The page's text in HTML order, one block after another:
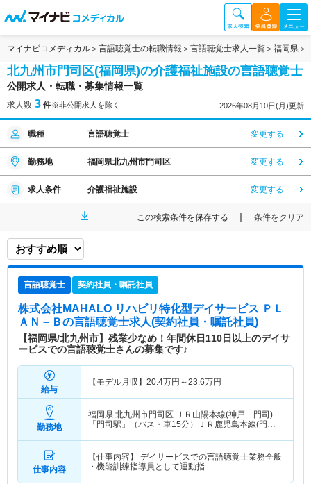
マイナビコメディカル 言語聴覚士の転職情報 言語聴覚士求人一覧 福岡県
北九州市門司区(福岡県)の介護福祉施設の言語聴覚士
公開求人・転職・募集情報一覧
求人数 3 件※非公開求人を除く 2026年08月10日(月)更新
職種 言語聴覚士 変更する
勤務地 福岡県北九州市門司区 変更する
求人条件 介護福祉施設 変更する
この検索条件を保存する 条件をクリア
言語聴覚士 契約社員・嘱託社員
株式会社MAHALO リハビリ特化型デイサービス ＰＬ
ＡＮ－Ｂの言語聴覚士求人(契約社員・嘱託社員)
【福岡県/北九州市】残業少なめ！年間休日110日以上のデイサ
ービスでの言語聴覚士さんの募集です♪
給与
【モデル月収】 20.4万円～23.6万円
勤務地
福岡県 北九州市門司区 ＪＲ山陽本線(神戸－門司)
「門司駅」（バス・車15分）ＪＲ鹿児島本線(門司
仕事内容
【仕事内容】 デイサービスでの言語聴覚士業務全般
・機能訓練指導員として運動指…